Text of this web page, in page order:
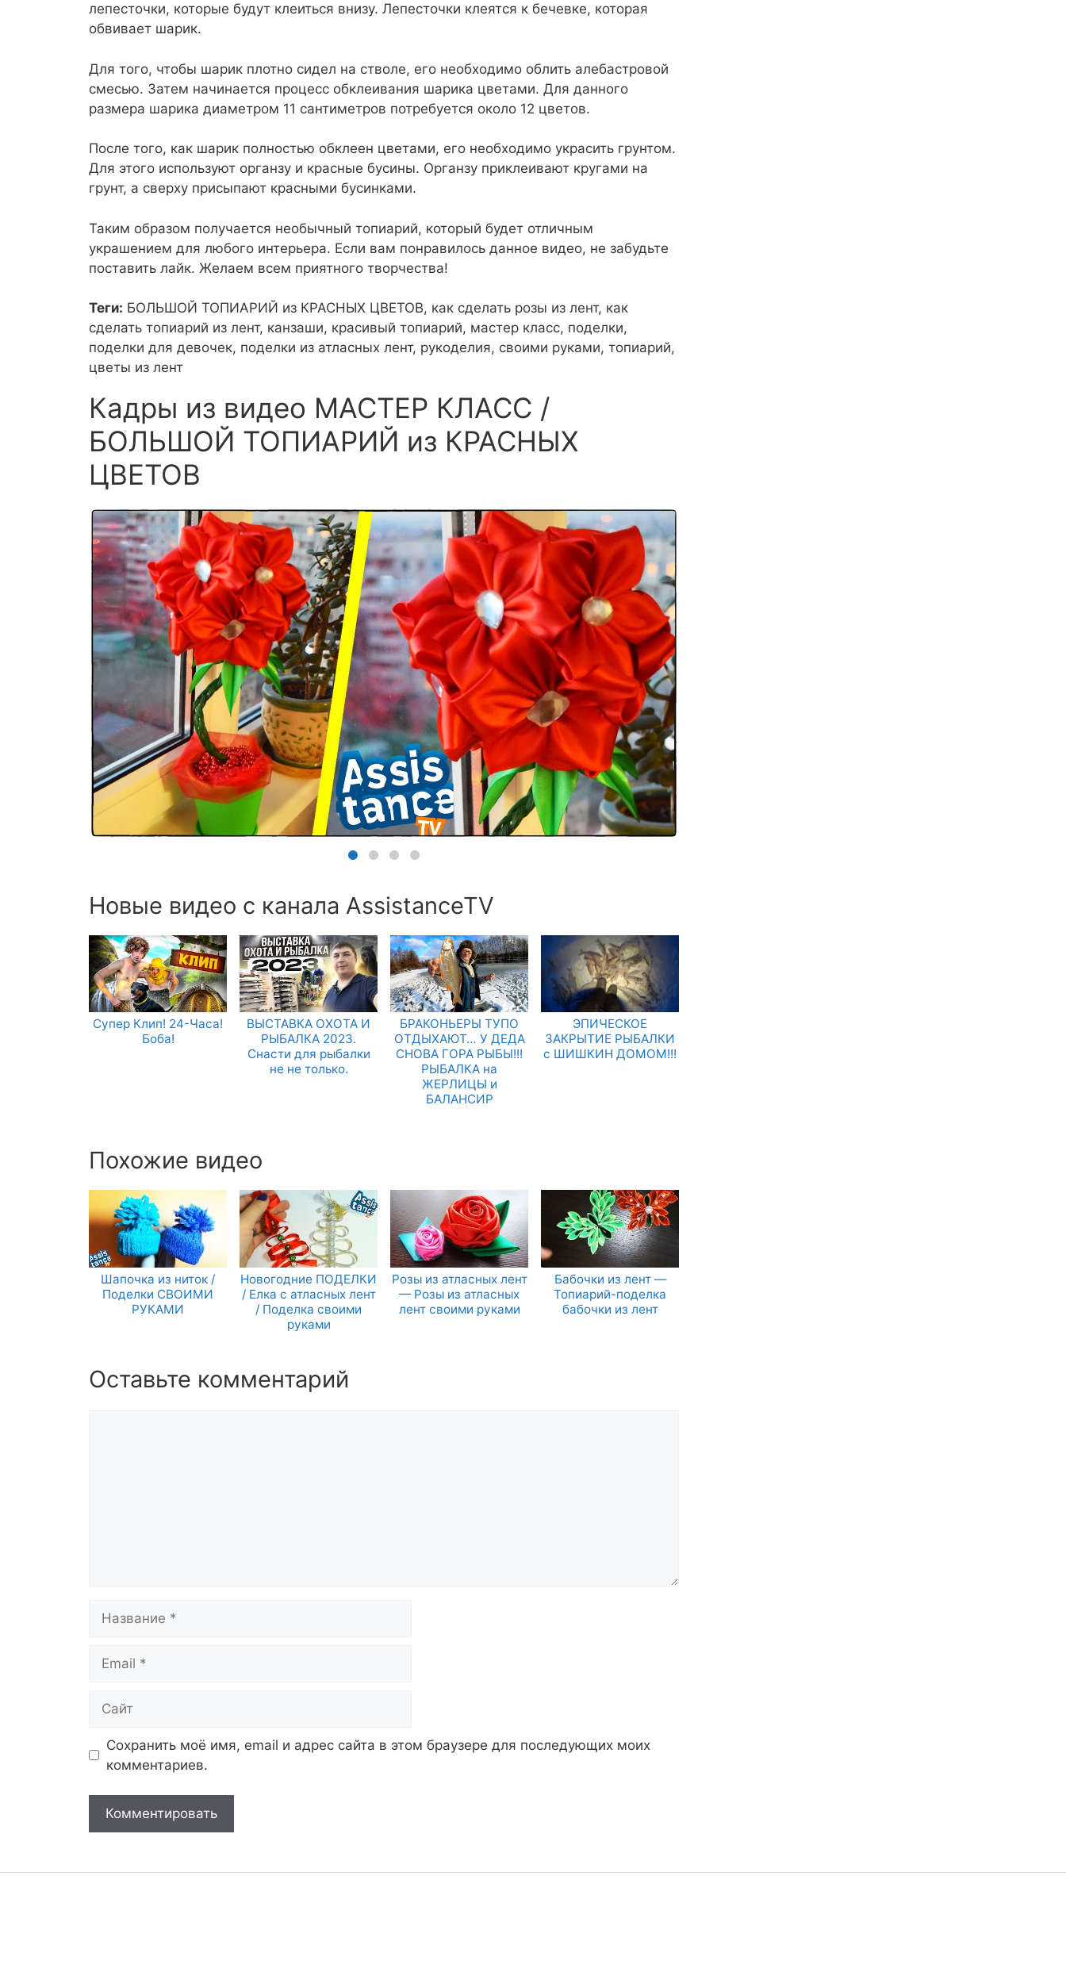
лепесточки, которые будут клеиться внизу. Лепесточки клеятся к бечевке, которая
обвивает шарик.
Для того, чтобы шарик плотно сидел на стволе, его необходимо облить алебастровой
смесью. Затем начинается процесс обклеивания шарика цветами. Для данного
размера шарика диаметром 11 сантиметров потребуется около 12 цветов.
После того, как шарик полностью обклеен цветами, его необходимо украсить грунтом.
Для этого используют органзу и красные бусины. Органзу приклеивают кругами на
грунт, а сверху присыпают красными бусинками.
Таким образом получается необычный топиарий, который будет отличным
украшением для любого интерьера. Если вам понравилось данное видео, не забудьте
поставить лайк. Желаем всем приятного творчества!
Теги: БОЛЬШОЙ ТОПИАРИЙ из КРАСНЫХ ЦВЕТОВ, как сделать розы из лент, как
сделать топиарий из лент, канзаши, красивый топиарий, мастер класс, поделки,
поделки для девочек, поделки из атласных лент, рукоделия, своими руками, топиарий,
цветы из лент
Кадры из видео МАСТЕР КЛАСС /
БОЛЬШОЙ ТОПИАРИЙ из КРАСНЫХ
ЦВЕТОВ
Новые видео с канала AssistanceTV
Супер Клип! 24-Часа!
Боба!
ВЫСТАВКА ОХОТА И
РЫБАЛКА 2023.
Снасти для рыбалки
не не только.
БРАКОНЬЕРЫ ТУПО
ОТДЫХАЮТ… У ДЕДА
СНОВА ГОРА РЫБЫ!!!
РЫБАЛКА на
ЖЕРЛИЦЫ и
БАЛАНСИР
ЭПИЧЕСКОЕ
ЗАКРЫТИЕ РЫБАЛКИ
с ШИШКИН ДОМОМ!!!
Похожие видео
Шапочка из ниток /
Поделки СВОИМИ
РУКАМИ
Новогодние ПОДЕЛКИ
/ Елка с атласных лент
/ Поделка своими
руками
Розы из атласных лент
— Розы из атласных
лент своими руками
Бабочки из лент —
Топиарий-поделка
бабочки из лент
Оставьте комментарий
Сохранить моё имя, email и адрес сайта в этом браузере для последующих моих
комментариев.